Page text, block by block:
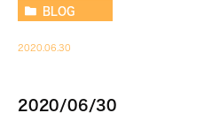
BLOG
2020.06.30
2020/06/30